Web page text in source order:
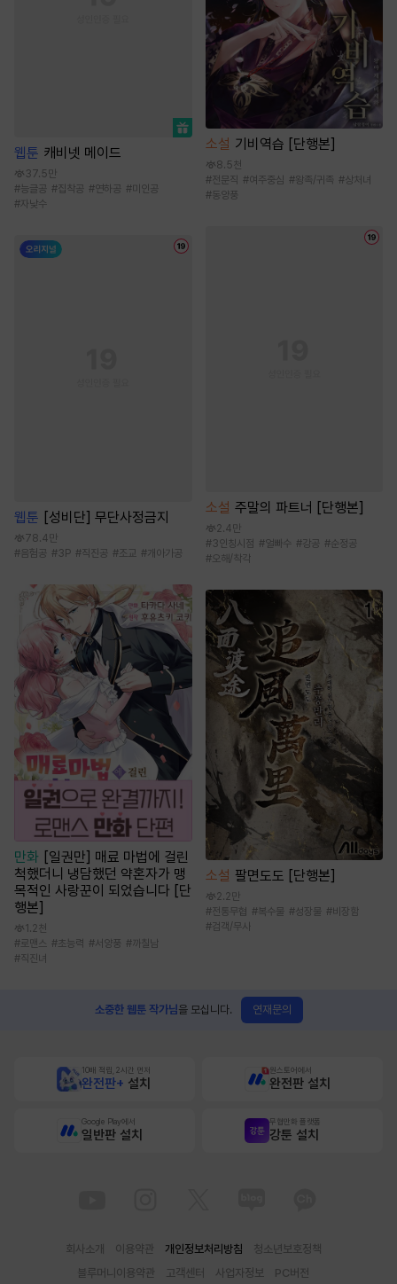
웹툰 캐비넷 메이드
37.5만
#능글공 #집착공 #연하공 #미인공
#자낮수
웹툰 [성비단] 무단사정금지
78.4만
#음험공 #3P #직진공 #조교 # 개아가공
만화 [일권만] 매료 마법에 걸린
척했더니 냉담했던 약혼자가 맹
목적인 사랑꾼이 되었습니다 [단
행본]
1.2천
#로맨스 #초능력 #서양풍 #까칠남
#직진녀
소설 기비역습 [단행본]
8.5천
#전문직 #여주중심 #왕족/귀족 #상처녀
#동양풍
소설 주말의 파트너 [단행본]
2.4만
#3인칭시점 #얼빠수 #강공 #순정공
#오해/착각
소설 팔면도도 [단행본]
2.2만
#전통무협 #복수물 #성장물 #비장함
#검객/무사
소중한 웹툰 작가님을 모십니다. 연재문의
10배 적립, 2시간 먼저
완전판+ 설치
원스토어에서
완전판 설치
Google Play에서
일반판 설치
무협만화 플랫폼
강툰 설치
회사소개 이용약관 개인정보처리방침
청소년보호정책
블루머니이용약관
고객센터 사업자정보 PC버전